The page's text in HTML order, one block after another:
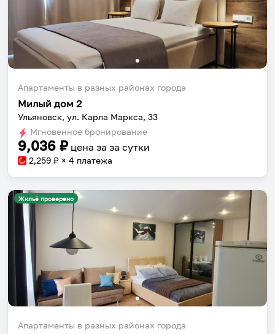
Апартаменты в разных районах города
Милый дом 2
Ульяновск, ул. Карла Маркса, 33
Мгновенное бронирование
9,036 ₽ цена за за сутки
2,259 ₽ × 4 платежа
Жильё проверено
Апартаменты в разных районах города